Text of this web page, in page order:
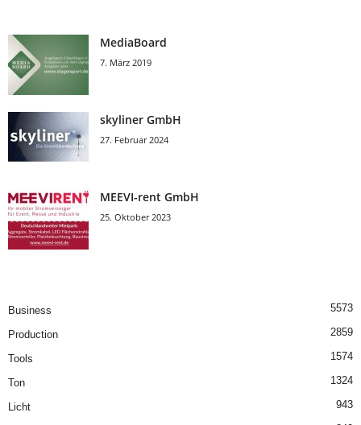
MediaBoard
7. März 2019
skyliner GmbH
27. Februar 2024
MEEVI-rent GmbH
25. Oktober 2023
Business 5573
Production 2859
Tools 1574
Ton 1324
Licht
943